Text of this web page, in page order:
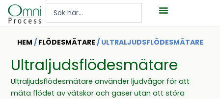
Hoppa
Search
HEM / FLÖDESMÄTARE / ULTRALJUDS­FLÖDESMÄTARE
Ultraljuds­flödesmätare
Ultraljudsflödesmätare använder ljudvågor för att
mäta flödet av vätskor och gaser utan att störa